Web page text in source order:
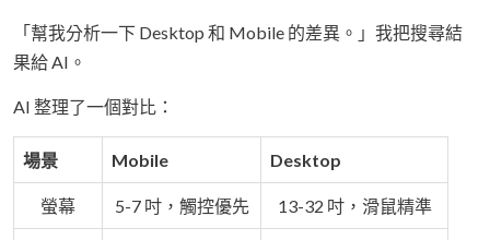
「幫我分析一下 Desktop 和 Mobile 的差異。」我把搜尋結
果給 AI。
AI 整理了一個對比：
場景 Mobile Desktop
螢幕 5-7 吋，觸控優先 13-32 吋，滑鼠精準